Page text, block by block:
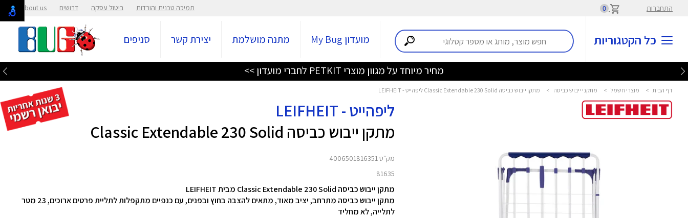
התחברות 0 תמיכה טכנית והורדות ביטול עסקה דרושים About us
כל הקטגוריות מועדון My Bug מתנה מושלמת יצירת קשר סניפים
מחיר מיוחד על מגוון מוצרי PETKIT לחברי מועדון >>
דף הבית > מוצרי חשמל > מתקני ייבוש כביסה > מתקן ייבוש כביסה Classic Extendable 230 Solid ליפהייט - LEIFHEIT
ליפהייט - LEIFHEIT
מתקן ייבוש כביסה Classic Extendable 230 Solid
מק"ט 4006501816351
81635
מתקן ייבוש כביסה Classic Extendable 230 Solid מבית LEIFHEIT
מתקן ייבוש כביסה מתרחב, יציב מאוד, מתאים להצבה בחוץ ובפנים, עם כנפיים מתקפלות לתליית פרטים ארוכים, 23 מטר
לתלייה, לא מחליד